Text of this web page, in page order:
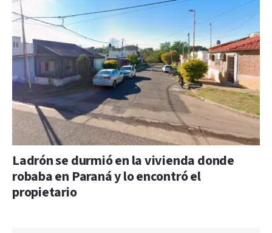
Ladrón se durmió en la vivienda donde
robaba en Paraná y lo encontró el
propietario